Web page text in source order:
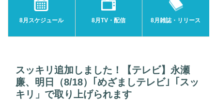
8月スケジュール 8月TV・配信 8月雑誌・リリース
スッキリ追加しました！【テレビ】永瀬
廉、明日（8/18）｢めざましテレビ｣「スッ
キリ」で取り上げられます